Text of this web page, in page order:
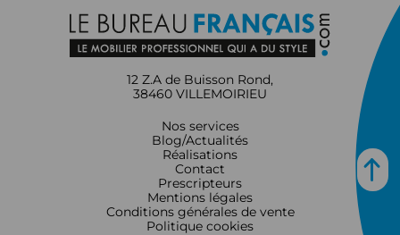
Nos services
Blog/Actualités
Réalisations
Contact
Prescripteurs
Mentions légales
Conditions générales de vente
Politique cookies
12 Z.A de Buisson Rond,
38460 VILLEMOIRIEU